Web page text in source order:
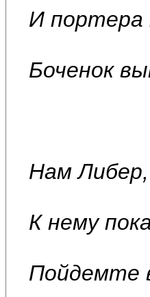
И
Боченок
Нам Либер,
К нему
Пойдемте